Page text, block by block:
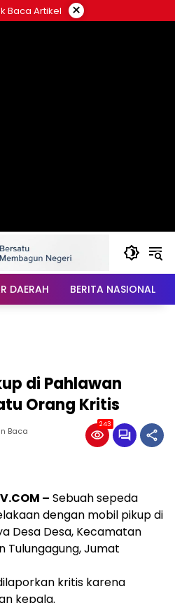
Baca Artikel ×
DAERAH BERITA NASIONAL
di Pahlawan
Orang Kritis
Baca
243
– Sebuah sepeda
dengan mobil pikup di
Desa Desa, Kecamatan
Tulungagung, Jumat
kritis karena
kepala.